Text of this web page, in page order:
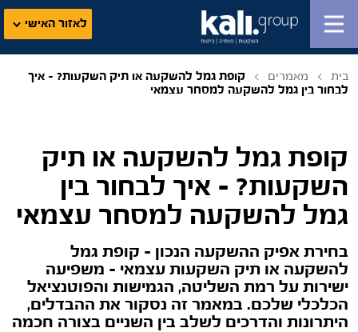
לאזור האישי
בית מאמרים
קופת גמל להשקעה או תיק השקעות? – איך
לבחור בין גמל להשקעה למסחר עצמאי
קופת גמל להשקעה או תיק
השקעות? – איך לבחור בין
גמל להשקעה למסחר עצמאי
בחירת אפיק ההשקעה הנכון – קופת גמל
להשקעה או תיק השקעות עצמאי – משפיעה
ישירות על רמת השליטה, הגמישות והפוטנציאל
הכלכלי שלכם. במאמר זה נסקור את ההבדלים,
היתרונות והדרכים לשלב בין השניים בצורה חכמה